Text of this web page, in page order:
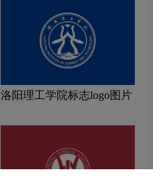
洛阳理工学院标志logo图片